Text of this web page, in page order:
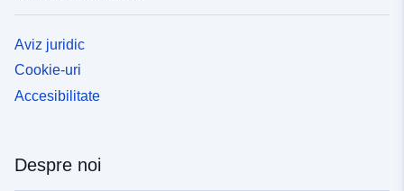
Aviz juridic
Cookie-uri
Accesibilitate
Despre noi